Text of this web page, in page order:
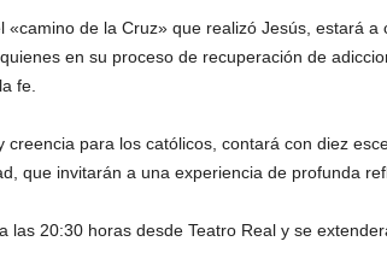
«camino de la Cruz» que realizó Jesús, estará
en su proceso de recuperación de
fe.
creencia para los católicos, contará con diez
que invitarán a una experiencia de profunda
las 20:30 horas desde Teatro Real y se